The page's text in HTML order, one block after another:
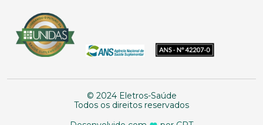
© 2024 Eletros-Saúde
Todos os direitos reservados